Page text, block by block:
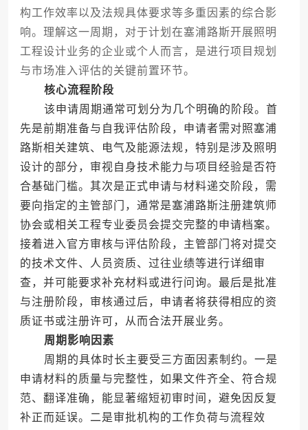
构工作效率以及法规具体要求等多重因素的综合影
响。理解这一周期，对于计划在塞浦路斯开展照明
工程设计业务的企业或个人而言，是进行项目规划
与市场准入评估的关键前置环节。
核心流程阶段
该申请周期通常可划分为几个明确的阶段。首
先是前期准备与自我评估阶段，申请者需对照塞浦
路斯相关建筑、电气及能源法规，特别是涉及照明
设计的部分，审视自身技术能力与项目经验是否符
合基础门槛。其次是正式申请与材料递交阶段，需
要向指定的主管部门，通常是塞浦路斯注册建筑师
协会或相关工程专业委员会提交完整的申请档案。
接着进入官方审核与评估阶段，主管部门将对提交
的技术文件、人员资质、过往业绩等进行详细审
查，并可能要求补充材料或进行问询。最后是批准
与注册阶段，审核通过后，申请者将获得相应的资
质证书或注册许可，从而合法开展业务。
周期影响因素
周期的具体时长主要受三方面因素制约。一是
申请材料的质量与完整性，如果文件齐全、符合规
范、翻译准确，能显著缩短初审时间，避免因反复
补正而延误。二是审批机构的工作负荷与流程效